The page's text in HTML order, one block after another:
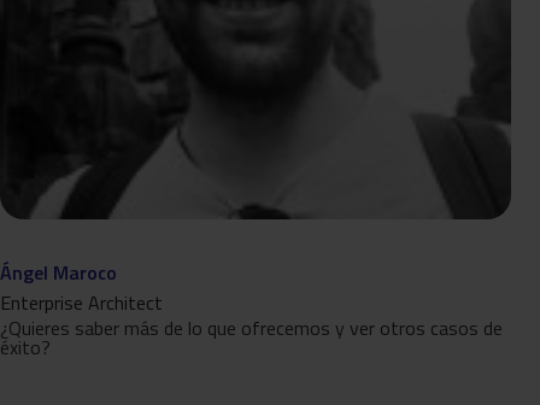
Ángel Maroco
Enterprise Architect
¿Quieres saber más de lo que ofrecemos y ver otros casos de
éxito?